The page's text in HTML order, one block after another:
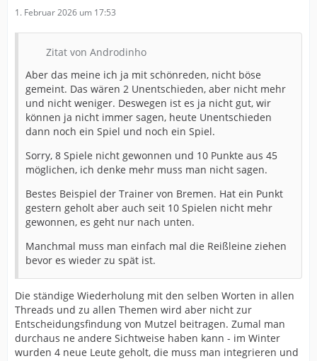
1. Februar 2026 um 17:53
Zitat von Androdinho
Aber das meine ich ja mit schönreden, nicht böse
gemeint. Das wären 2 Unentschieden, aber nicht mehr
und nicht weniger. Deswegen ist es ja nicht gut, wir
können ja nicht immer sagen, heute Unentschieden
dann noch ein Spiel und noch ein Spiel.
Sorry, 8 Spiele nicht gewonnen und 10 Punkte aus 45
möglichen, ich denke mehr muss man nicht sagen.
Bestes Beispiel der Trainer von Bremen. Hat ein Punkt
gestern geholt aber auch seit 10 Spielen nicht mehr
gewonnen, es geht nur nach unten.
Manchmal muss man einfach mal die Reißleine ziehen
bevor es wieder zu spät ist.
Die ständige Wiederholung mit den selben Worten in allen
Threads und zu allen Themen wird aber nicht zur
Entscheidungsfindung von Mutzel beitragen. Zumal man
durchaus ne andere Sichtweise haben kann - im Winter
wurden 4 neue Leute geholt, die muss man integrieren und